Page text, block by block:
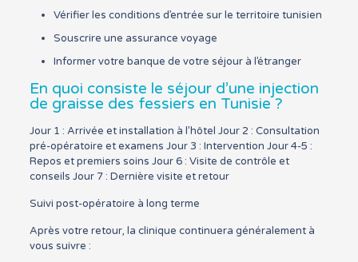
Vérifier les conditions d’entrée sur le territoire tunisien
Souscrire une assurance voyage
Informer votre banque de votre séjour à l’étranger
En quoi consiste le séjour d’une injection
de graisse des fessiers en Tunisie ?
Jour 1 : Arrivée et installation à l’hôtel Jour 2 : Consultation
pré-opératoire et examens Jour 3 : Intervention Jour 4-5 :
Repos et premiers soins Jour 6 : Visite de contrôle et
conseils Jour 7 : Dernière visite et retour
Suivi post-opératoire à long terme
Après votre retour, la clinique continuera généralement à
vous suivre :